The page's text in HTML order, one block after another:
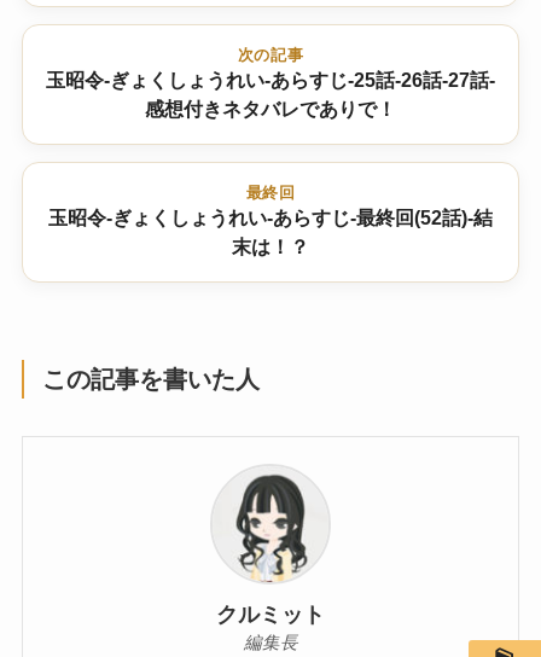
次の記事
玉昭令-ぎょくしょうれい-あらすじ-25話-26話-27話-
感想付きネタバレでありで！
最終回
玉昭令-ぎょくしょうれい-あらすじ-最終回(52話)-結
末は！？
この記事を書いた人
クルミット
編集長